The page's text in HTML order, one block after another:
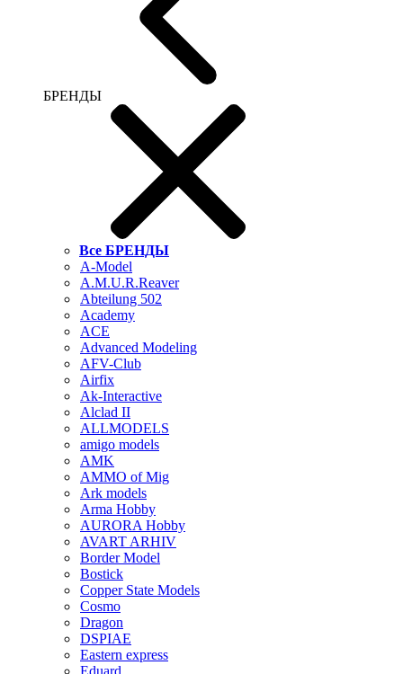
БРЕНДЫ
Все БРЕНДЫ
A-Model
A.M.U.R.Reaver
Abteilung 502
Academy
ACE
Advanced Modeling
AFV-Club
Airfix
Ak-Interactive
Alclad II
ALLMODELS
amigo models
AMK
AMMO of Mig
Ark models
Arma Hobby
AURORA Hobby
AVART ARHIV
Border Model
Bostick
Copper State Models
Cosmo
Dragon
DSPIAE
Eastern express
Eduard